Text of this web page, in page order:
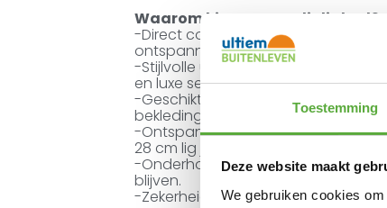
Toestemming
We gebruiken cookies
websiteverkeer te
Waarom kiezen voor dit ligbed?
-Direct comfortabel. Wordt
ontspannen ligt.
-Stijlvolle uitstraling. Aluminium
en luxe setting.
-Geschikt voor alle
bekleding zijn bestand tegen zon,
-Ontspannen ligcomfort. Met een
28 cm lig je stabiel en comfortabel.
-Onderhoudsvriendelijk. Makkelijk
blijven.
-Zekerheid van kwaliteit. Geleverd